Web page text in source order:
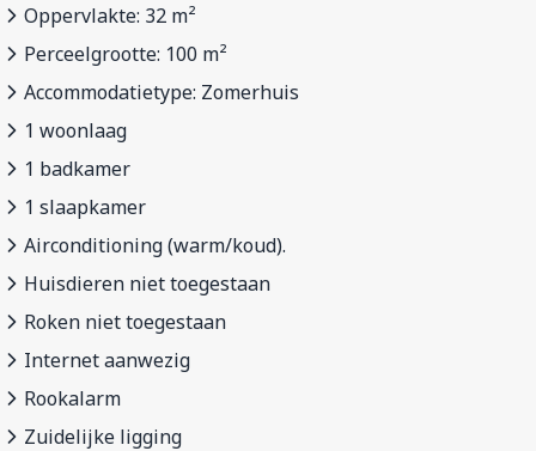
Oppervlakte: 32 m²
Perceelgrootte: 100 m²
Accommodatietype: Zomerhuis
1 woonlaag
1 badkamer
1 slaapkamer
Airconditioning (warm/koud).
Huisdieren niet toegestaan
Roken niet toegestaan
Internet aanwezig
Rookalarm
Zuidelijke ligging